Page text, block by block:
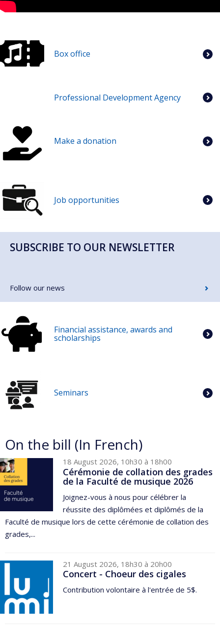
Box office
Professional Development Agency
Make a donation
Job opportunities
SUBSCRIBE TO OUR NEWSLETTER
Follow our news
Financial assistance, awards and
scholarships
Seminars
On the bill (In French)
18 August 2026, 10h30 à 18h00
Cérémonie de collation des grades
de la Faculté de musique 2026
Joignez-vous à nous pour célébrer la
réussite des diplômées et diplômés de la
Faculté de musique lors de cette cérémonie de collation des
grades,...
21 August 2026, 18h30 à 20h00
Concert - Choeur des cigales
Contribution volontaire à l'entrée de 5$.